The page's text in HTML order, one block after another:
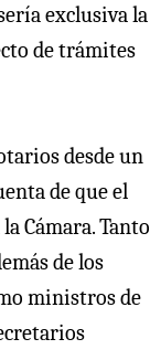
exclusiva la
de trámites
desde un
de que el
Cámara. Tanto
de los
ministros de